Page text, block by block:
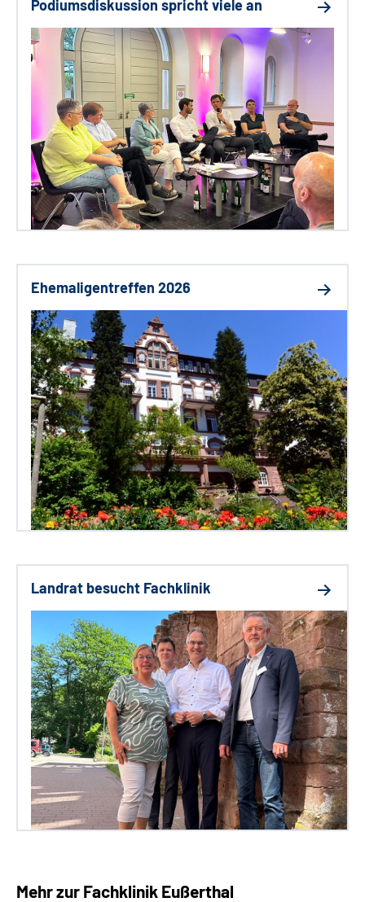
Podiumsdiskussion spricht viele an
Ehemaligentreffen 2026
Landrat besucht Fachklinik
Mehr zur Fachklinik Eußerthal